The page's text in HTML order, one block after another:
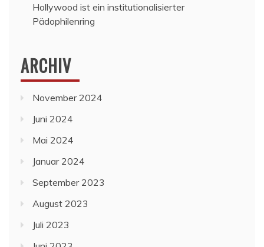
Hollywood ist ein institutionalisierter
Pädophilenring
ARCHIV
November 2024
Juni 2024
Mai 2024
Januar 2024
September 2023
August 2023
Juli 2023